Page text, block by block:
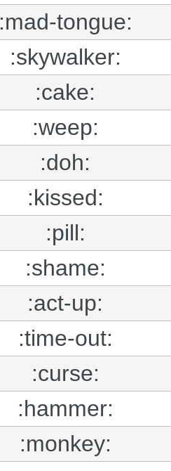
:mad-tongue:
:skywalker:
:cake:
:weep:
:doh:
:kissed:
:pill:
:shame:
:act-up:
:time-out:
:curse:
:hammer:
:monkey: